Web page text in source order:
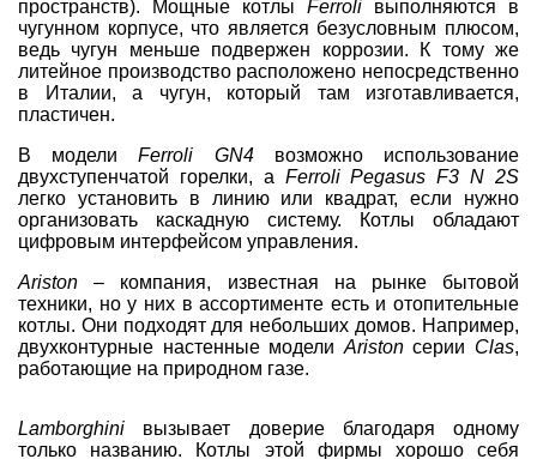
пространств). Мощные котлы Ferroli выполняются в
чугунном корпусе, что является безусловным плюсом,
ведь чугун меньше подвержен коррозии. К тому же
литейное производство расположено непосредственно
в Италии, а чугун, который там изготавливается,
пластичен.
В моделиFerroli GN4возможно использование
двухступенчатой горелки, а Ferroli Pegasus F3 N 2S
легко установить в линию или квадрат, если нужно
организовать каскадную систему. Котлы обладают
цифровым интерфейсом управления.
Ariston – компания, известная на рынке бытовой
техники, но у них в ассортименте есть и отопительные
котлы. Они подходят для небольших домов. Например,
двухконтурные настенные моделиAristonсерии Clas,
работающие на природном газе.
Lamborghini вызывает доверие благодаря одному
только названию. Котлы этой фирмы хорошо себя